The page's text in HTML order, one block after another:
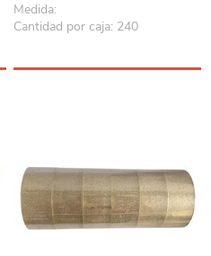
Medida:
Cantidad por caja: 240